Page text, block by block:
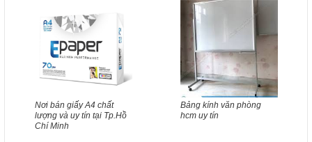
Nơi bán giấy A4 chất
lượng và uy tín tại Tp.Hồ
Chí Minh
Bảng kính văn phòng
hcm uy tín